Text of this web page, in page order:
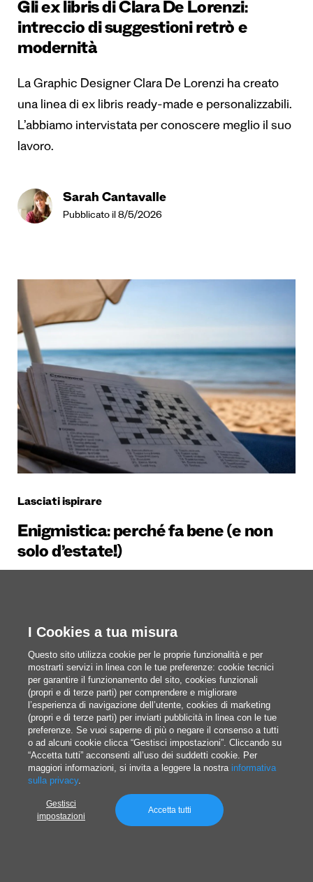
Gli ex libris di Clara De Lorenzi:
intreccio di suggestioni retrò e
modernità
La Graphic Designer Clara De Lorenzi ha creato
una linea di ex libris ready-made e personalizzabili.
L’abbiamo intervistata per conoscere meglio il suo
lavoro.
Sarah Cantavalle
Pubblicato il 8/5/2026
Lasciati ispirare
Enigmistica: perché fa bene (e non
solo d’estate!)
attivando la mente
Giovanni Blandino
Pubblicato il 8/4/2026
Un mondo di possibilità
I Cookies a tua misura
Questo sito utilizza cookie per le proprie funzionalità e per
mostrarti servizi in linea con le tue preferenze: cookie tecnici
per garantire il funzionamento del sito, cookies funzionali
(propri e di terze parti) per comprendere e migliorare
l’esperienza di navigazione dell’utente, cookies di marketing
(propri e di terze parti) per inviarti pubblicità in linea con le tue
preferenze. Se vuoi saperne di più o negare il consenso a tutti
o ad alcuni cookie clicca “Gestisci impostazioni”. Cliccando su
“Accetta tutti” acconsenti all’uso dei suddetti cookie. Per
maggiori informazioni, si invita a leggere la nostra informativa
sulla privacy.
Gestisci
impostazioni
Accetta tutti